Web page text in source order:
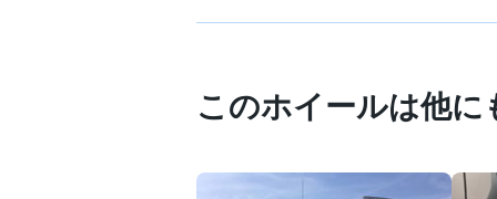
このホイールは他